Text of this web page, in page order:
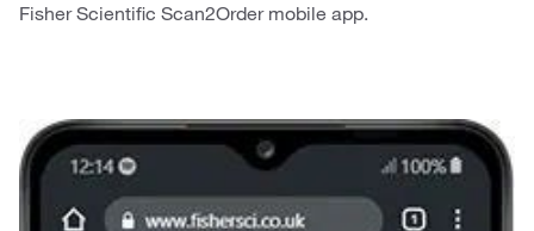
Fisher Scientific Scan2Order mobile app.